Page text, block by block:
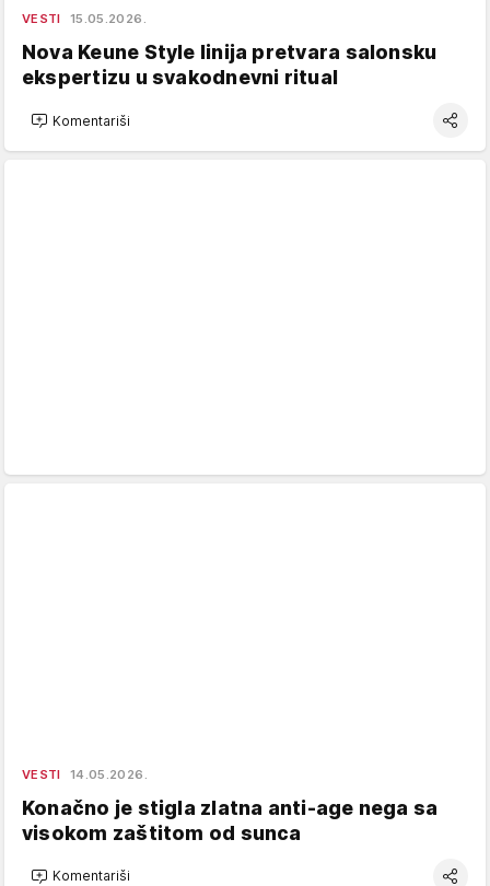
VESTI 15.05.2026.
Nova Keune Style linija pretvara salonsku
ekspertizu u svakodnevni ritual
Komentariši
VESTI 14.05.2026.
Konačno je stigla zlatna anti-age nega sa
visokom zaštitom od sunca
Komentariši